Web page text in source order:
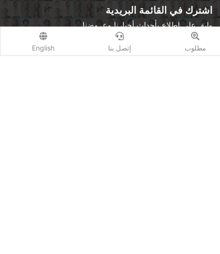
اشترك في القائمة البريدية
وابق على اطلاع بأحداث أخبارنا وعروضنا
مطلوب إتصل بنا English